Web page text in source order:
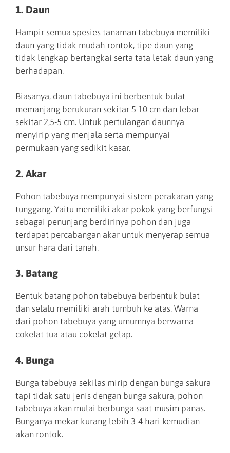
1. Daun
Hampir semua spesies tanaman tabebuya memiliki
daun yang tidak mudah rontok, tipe daun yang
tidak lengkap bertangkai serta tata letak daun yang
berhadapan.
Biasanya, daun tabebuya ini berbentuk bulat
memanjang berukuran sekitar 5-10 cm dan lebar
sekitar 2,5-5 cm. Untuk pertulangan daunnya
menyirip yang menjala serta mempunyai
permukaan yang sedikit kasar.
2. Akar
Pohon tabebuya mempunyai sistem perakaran yang
tunggang. Yaitu memiliki akar pokok yang berfungsi
sebagai penunjang berdirinya pohon dan juga
terdapat percabangan akar untuk menyerap semua
unsur hara dari tanah.
3. Batang
Bentuk batang pohon tabebuya berbentuk bulat
dan selalu memiliki arah tumbuh ke atas. Warna
dari pohon tabebuya yang umumnya berwarna
cokelat tua atau cokelat gelap.
4. Bunga
Bunga tabebuya sekilas mirip dengan bunga sakura
tapi tidak satu jenis dengan bunga sakura, pohon
tabebuya akan mulai berbunga saat musim panas.
Bunganya mekar kurang lebih 3-4 hari kemudian
akan rontok.